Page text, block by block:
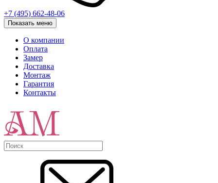
+7 (495) 662-48-06
Показать меню
О компании
Оплата
Замер
Доставка
Монтаж
Гарантия
Контакты